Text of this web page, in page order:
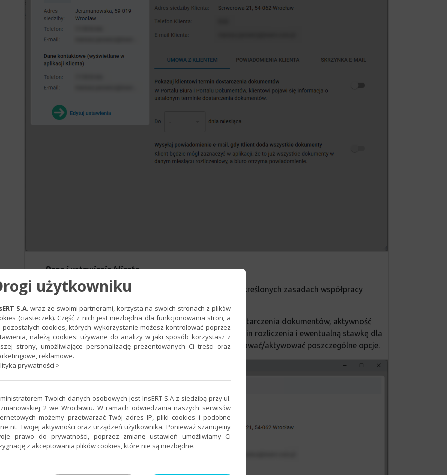
Dane i ustawienia klienta
Sekcja ta zawiera podstawowe informacje o kliencie i określonych zasadach współpracy
Umowa z klientem– prezentuje ustalony termin dostarczenia dokumentów, aktywność
powiadomienia o wysyłce dokumentów, a także termin rozliczenia i ewentualną stawkę dla
klienta. Możesz edytować terminy, a także dezaktywować/aktywować poszczególne opcje.
użytkowniku
S.A. wraz ze swoimi partnerami, korzysta na swoich stronach z plików
(ciasteczek). Część z nich jest niezbędna dla funkcjonowania stron, a
pozostałych cookies, których wykorzystanie możesz kontrolować poprzez
należą cookies: używane do analizy w jaki sposób korzystasz z
strony, umożliwiające personalizację prezentowanych Ci treści oraz
reklamowe.
prywatności >
Twoich danych osobowych jest InsERT S.A z siedzibą przy ul.
2 we Wrocławiu. W ramach odwiedzania naszych serwisów
możemy przetwarzać Twój adres IP, pliki cookies i podobne
nt. Twojej aktywności oraz urządzeń użytkownika. Ponieważ szanujemy
prawo do prywatności, poprzez zmianę ustawień umożliwiamy Ci
z akceptowania plików cookies, które nie są niezbędne.